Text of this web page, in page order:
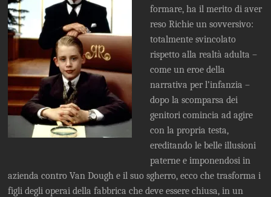
formare, ha il merito di aver
reso Richie un sovversivo:
totalmente svincolato
rispetto alla realtà adulta –
come un eroe della
narrativa per l’infanzia –
dopo la scomparsa dei
genitori comincia ad agire
con la propria testa,
ereditando le belle illusioni
paterne e imponendosi in
azienda contro Van Dough e il suo sgherro, ecco che trasforma i
figli degli operai della fabbrica che deve essere chiusa, in un